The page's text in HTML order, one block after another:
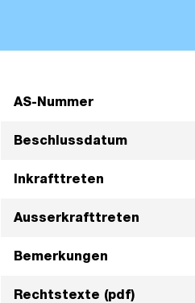
AS-Nummer
Beschlussdatum
Inkrafttreten
Ausserkrafttreten
Bemerkungen
Rechtstexte (pdf)